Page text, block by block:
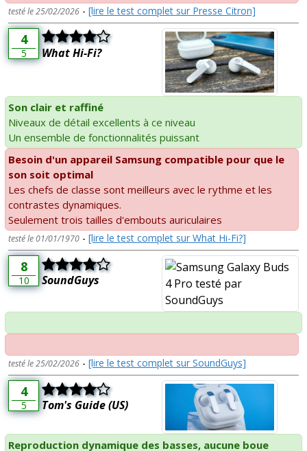
testé le 25/02/2026 - [lire le test complet sur Presse Citron]
4
5 What Hi-Fi?
Son clair et raffiné
Niveaux de détail excellents à ce niveau
Un ensemble de fonctionnalités puissant
Besoin d'un appareil Samsung compatible pour que le
son soit optimal
Les chefs de classe sont meilleurs avec le rythme et les
contrastes dynamiques.
Seulement trois tailles d'embouts auriculaires
testé le 01/01/1970 - [lire le test complet sur What Hi-Fi?]
8
10 SoundGuys
testé le 25/02/2026 - [lire le test complet sur SoundGuys]
4
5 Tom's Guide (US)
Reproduction dynamique des basses, aucune boue